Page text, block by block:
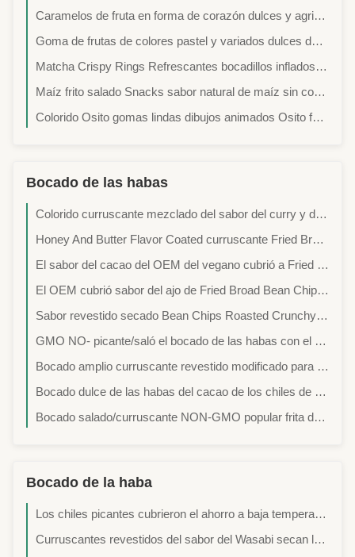
Caramelos de fruta en forma de corazón dulces y agrios dulces masticados blandos para fiestas Cajas regalo Supermercado Confección al por mayor Importadores
Goma de frutas de colores pastel y variados dulces de origen vegetal suave y masticable para fiestas Caja regalo Boda favorita de boda Supermercado de confitería importadores al por mayor
Matcha Crispy Rings Refrescantes bocadillos inflados de grano de Matcha, ligero, crujiente, sin culpa, para la oficina, desayuno, fiesta, supermercado, importadores de alimentos al por mayor
Maíz frito salado Snacks sabor natural de maíz sin conchas Snack crujiente ligero para la oficina Desayuno Fiesta Supermercado importadores de alimentos al por mayor
Colorido Osito gomas lindas dibujos animados Osito forma de resorte dulces de fruta masticable para niños fiesta caja de regalos supermercado confitería al por mayor importadores
Bocado de las habas
Colorido curruscante mezclado del sabor del curry y de la alga marina de Fava Broad Bean Chips Spicy
Honey And Butter Flavor Coated curruscante Fried Broad Bean Chips Snacks
El sabor del cacao del OEM del vegano cubrió a Fried Broad Bean Chips Crispy
El OEM cubrió sabor del ajo de Fried Broad Bean Chips Crispy
Sabor revestido secado Bean Chips Roasted Crunchy Snack amplio de la BARBACOA
GMO NO- picante/saló el bocado de las habas con el certificado de BRC/Halal/de Haccp
Bocado amplio curruscante revestido modificado para requisitos particulares de Fried Fave Beans Roasted Crunchy del sabor de Bean Chips Chili /Chilli/Spicy
Bocado dulce de las habas del cacao de los chiles de NON-GMO/del sabor de Wasab con el certificado de BRC
Bocado salado/curruscante NON-GMO popular frita del ajo de los chiles de las habas
Bocado de la haba
Los chiles picantes cubrieron el ahorro a baja temperatura frito de las comidas de las subsidios por enfermedad de las habas
Curruscantes revestidos del sabor del Wasabi secan la muestra de alimentos asada de bocado de las habas disponible